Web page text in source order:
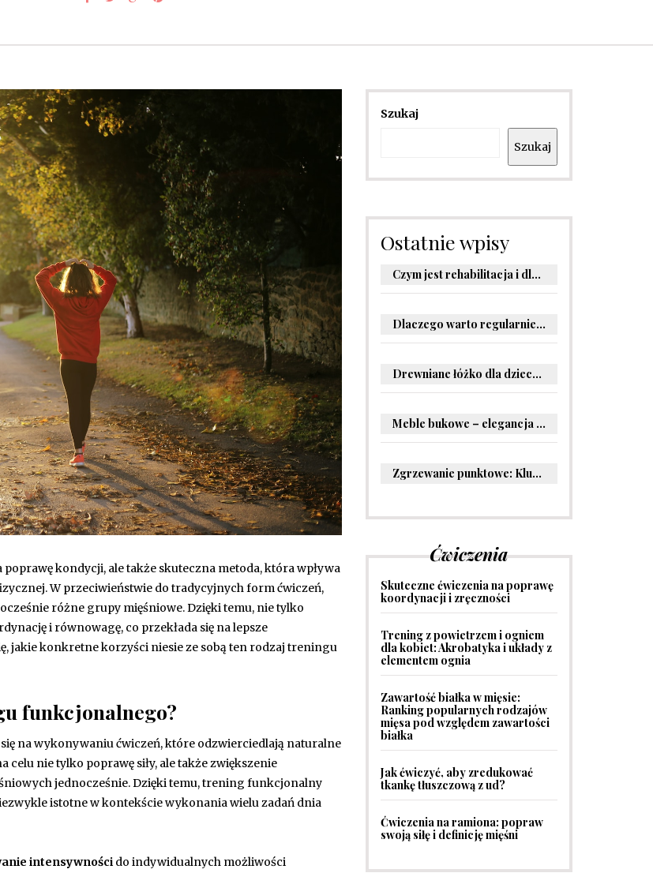
kondycji, ale także skuteczna metoda, która wpływa
W przeciwieństwie do tradycyjnych form ćwiczeń,
różne grupy mięśniowe. Dzięki temu, nie tylko
i równowagę, co przekłada się na lepsze
jakie konkretne korzyści niesie ze sobą ten rodzaj treningu
funkcjonalnego?
na wykonywaniu ćwiczeń, które odzwierciedlają naturalne
nie tylko poprawę siły, ale także zwiększenie
jednocześnie. Dzięki temu, trening funkcjonalny
istotne w kontekście wykonania wielu zadań dnia
intensywności do indywidualnych możliwości
Szukaj
Szukaj
Ostatnie wpisy
Czym jest rehabilitacja i dlaczego jest kluczowa dla powrotu do zdrowia?
Dlaczego warto regularnie odwiedzać stomatologa?
Drewniane łóżko dla dziecka – oryginalne pomysły na aranżację pokoju malucha
Meble bukowe – elegancja i trwałość w Twoim wnętrzu
Zgrzewanie punktowe: Kluczowe informacje i zastosowania w przemyśle
Ćwiczenia
Skuteczne ćwiczenia na poprawę
koordynacji i zręczności
Trening z powietrzem i ogniem
dla kobiet: Akrobatyka i układy z
elementem ognia
Zawartość białka w mięsie:
Ranking popularnych rodzajów
mięsa pod względem zawartości
białka
Jak ćwiczyć, aby zredukować
tkankę tłuszczową z ud?
Ćwiczenia na ramiona: popraw
swoją siłę i definicję mięśni